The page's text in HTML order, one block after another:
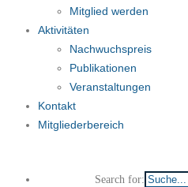
Mitglied werden
Aktivitäten
Nachwuchspreis
Publikationen
Veranstaltungen
Kontakt
Mitgliederbereich
Search for: